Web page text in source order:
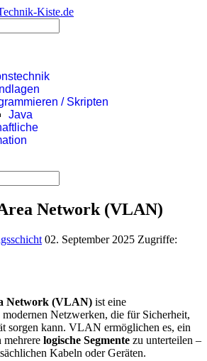
/ Skripten
Java
Network (VLAN)
02. September 2025 Zugriffe:
Network (VLAN) ist eine
Netzwerken, die für Sicherheit,
sorgen kann. VLAN ermöglichen es, ein
mehrere logische Segmente zu unterteilen –
Kabeln oder Geräten.